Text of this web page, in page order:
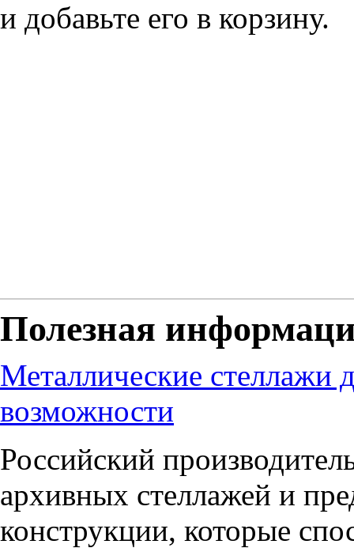
и добавьте его в корзину.
Полезная
Металлические стеллажи
возможности
Российский
архивных стеллажей и
конструкции, которые